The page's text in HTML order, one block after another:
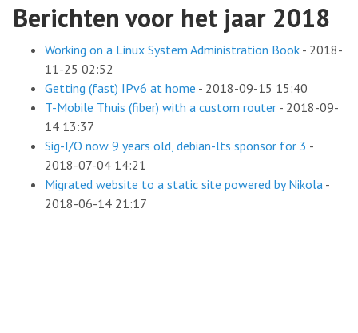
Berichten voor het jaar 2018
Working on a Linux System Administration Book - 2018-
11-25 02:52
Getting (fast) IPv6 at home - 2018-09-15 15:40
T-Mobile Thuis (fiber) with a custom router - 2018-09-
14 13:37
Sig-I/O now 9 years old, debian-lts sponsor for 3 -
2018-07-04 14:21
Migrated website to a static site powered by Nikola -
2018-06-14 21:17